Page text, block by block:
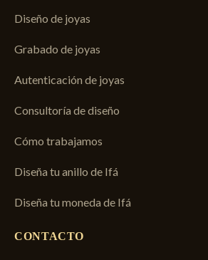
Diseño de joyas
Grabado de joyas
Autenticación de joyas
Consultoría de diseño
Cómo trabajamos
Diseña tu anillo de Ifá
Diseña tu moneda de Ifá
CONTACTO